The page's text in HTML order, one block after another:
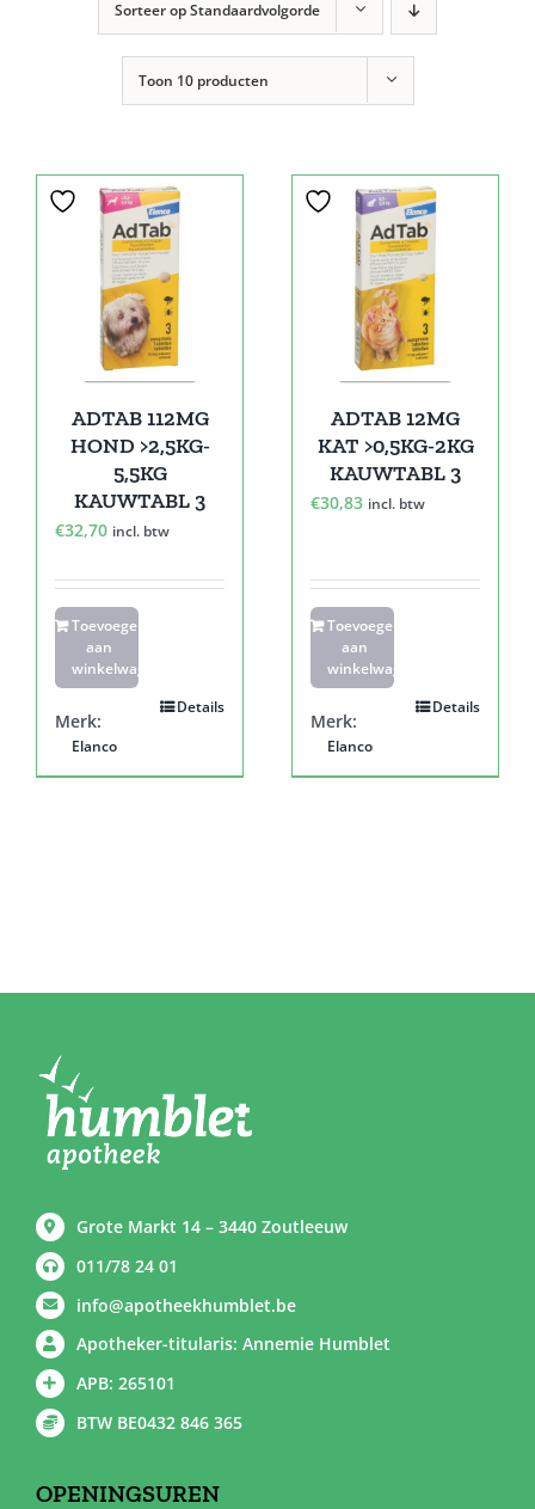
Sorteer opStandaardvolgorde
Toon 10 producten
ADTAB 112MG
HOND >2,5KG-
5,5KG
KAUWTABL 3
€32,70 incl. btw
Toevoegen
aan
winkelwagen
Details
Merk:
Elanco
ADTAB 12MG
KAT >0,5KG-2KG
KAUWTABL 3
€30,83 incl. btw
Toevoegen
aan
winkelwagen
Details
Merk:
Elanco
Grote Markt 14 – 3440 Zoutleeuw
011/78 24 01
info@apotheekhumblet.be
Apotheker-titularis: Annemie Humblet
APB: 265101
BTW BE0432 846 365
OPENINGSUREN